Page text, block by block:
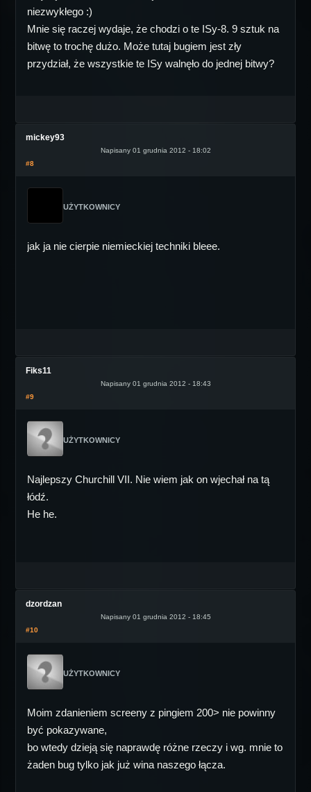
niezwykłego :)
Mnie się raczej wydaje, że chodzi o te ISy-8. 9 sztuk na
bitwę to trochę dużo. Może tutaj bugiem jest zły
przydział, że wszystkie te ISy walnęło do jednej bitwy?
mickey93
Napisany 01 grudnia 2012 - 18:02
#8
UŻYTKOWNICY
jak ja nie cierpie niemieckiej techniki bleee.
Fiks11
Napisany 01 grudnia 2012 - 18:43
#9
UŻYTKOWNICY
Najlepszy Churchill VII. Nie wiem jak on wjechał na tą
łódź.
He he.
dzordzan
Napisany 01 grudnia 2012 - 18:45
#10
UŻYTKOWNICY
Moim zdanieniem screeny z pingiem 200> nie powinny
być pokazywane,
bo wtedy dzieją się naprawdę różne rzeczy i wg. mnie to
żaden bug tylko jak już wina naszego łącza.